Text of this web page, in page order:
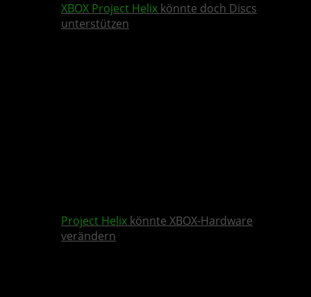
XBOX Project Helix könnte doch Discs
unterstützen
Project Helix könnte XBOX-Hardware
verändern